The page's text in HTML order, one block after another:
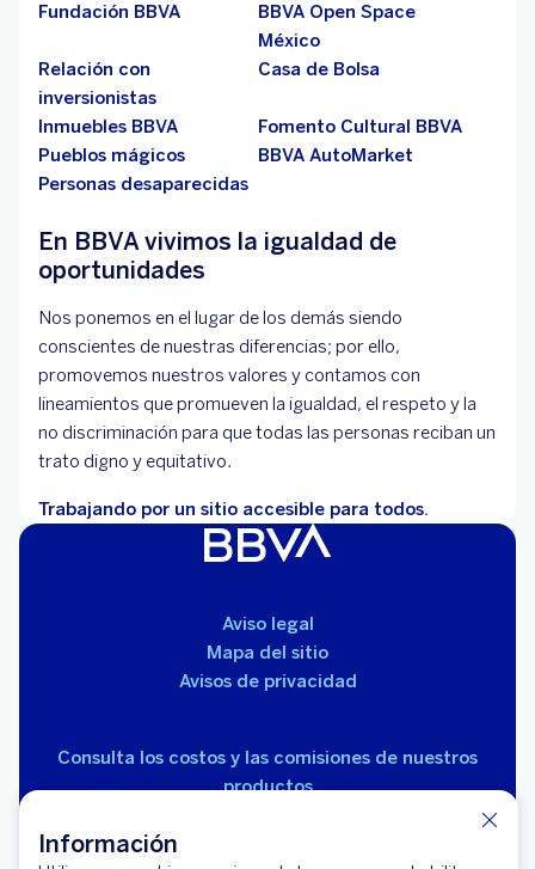
Información
Fundación BBVA
BBVA Open Space
México
Relación con
inversionistas
Casa de Bolsa
Inmuebles BBVA
Fomento Cultural BBVA
Pueblos mágicos
BBVA AutoMarket
Personas desaparecidas
En BBVA vivimos la igualdad de
oportunidades
Nos ponemos en el lugar de los demás siendo
conscientes de nuestras diferencias; por ello,
promovemos nuestros valores y contamos con
lineamientos que promueven la igualdad, el respeto y la
no discriminación para que todas las personas reciban un
trato digno y equitativo.
Trabajando por un sitio accesible para todos.
Aviso legal
Mapa del sitio
Avisos de privacidad
Consulta los costos y las comisiones de nuestros
productos